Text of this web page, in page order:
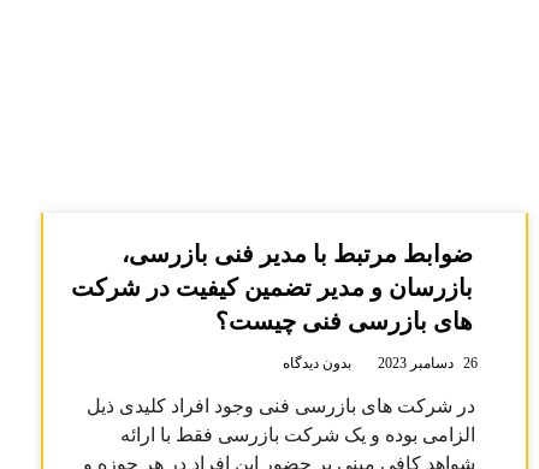
ضوابط مرتبط با مدیر فنی بازرسی،
بازرسان و مدیر تضمین کیفیت در شرکت
های بازرسی فنی چیست؟
26 دسامبر 2023 بدون دیدگاه
در شرکت های بازرسی فنی وجود افراد کلیدی ذیل
الزامی بوده و یک شرکت بازرسی فقط با ارائه
شواهد کافی مبنی بر حضور این افراد در هر حوزه و